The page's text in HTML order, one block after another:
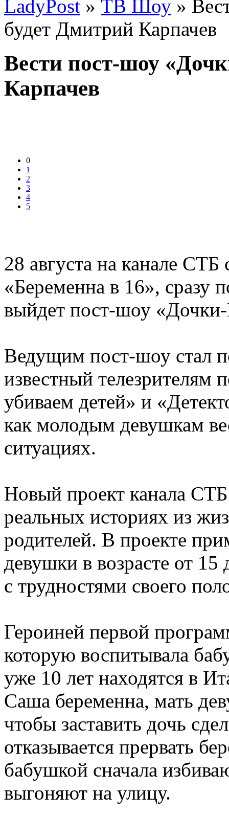
LadyPost » ТВ Шоу »
будет Дмитрий Карпачев
Вести пост-шоу
Карпачев
0
1
2
3
4
5
28 августа на канале СТБ
«Беременна в 16», сразу
выйдет пост-шоу
Ведущим пост-шоу стал
известный телезрителям
убиваем детей» и
как молодым девушкам
ситуациях.
Новый проект канала
реальных историях из
родителей. В проекте
девушки в возрасте от 15
с трудностями своего
Героиней первой
которую воспитывала
уже 10 лет находятся в
Саша беременна, мать
чтобы заставить дочь
отказывается прервать
бабушкой сначала
выгоняют на улицу.